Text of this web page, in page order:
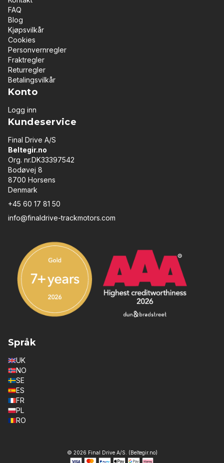
FAQ
Blog
Kjøpsvilkår
Cookies
Personvernregler
Fraktregler
Returregler
Betalingsvilkår
Konto
Logg inn
Kundeservice
Final Drive A/S
Beltegir.no
Org. nr.DK33397542
Bodøvej 8
8700 Horsens
Denmark
+45 60 17 81 50
info@finaldrive-trackmotors.com
Språk
UK
NO
SE
ES
FR
PL
RO
© 2026 Final Drive A/S. (Beltegir.no)